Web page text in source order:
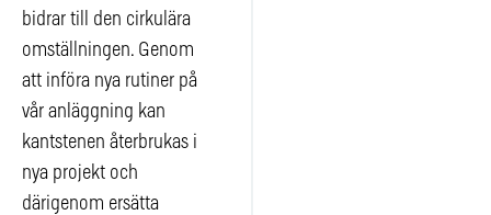
bidrar till den cirkulära
omställningen. Genom
att införa nya rutiner på
vår anläggning kan
kantstenen återbrukas i
nya projekt och
därigenom ersätta